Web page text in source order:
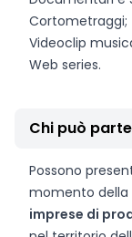
Cortometraggi;
Videoclip
Web series.
Chi può
Possono
momento della
imprese di